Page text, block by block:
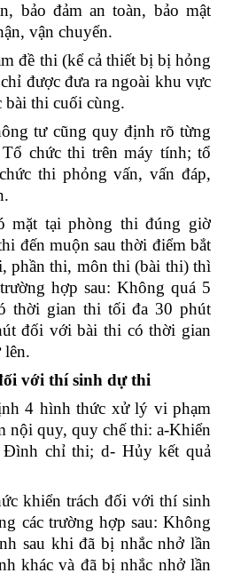
bảo đảm an toàn, bảo mật
vận chuyển.
đề thi (kể cả thiết bị bị hỏng
được đưa ra ngoài khu vực
bài thi cuối cùng.
tư cũng quy định rõ từng
chức thi trên máy tính; tổ
thi phỏng vấn, vấn đáp,
mặt tại phòng thi đúng giờ
đến muộn sau thời điểm bắt
phần thi, môn thi (bài thi) thì
hợp sau: Không quá 5
thời gian thi tối đa 30 phút
đối với bài thi có thời gian
lên.
với thí sinh dự thi
4 hình thức xử lý vi phạm
nội quy, quy chế thi: a-Khiển
Đình chỉ thi; d- Hủy kết quả
khiển trách đối với thí sinh
các trường hợp sau: Không
sau khi đã bị nhắc nhở lần
khác và đã bị nhắc nhở lần